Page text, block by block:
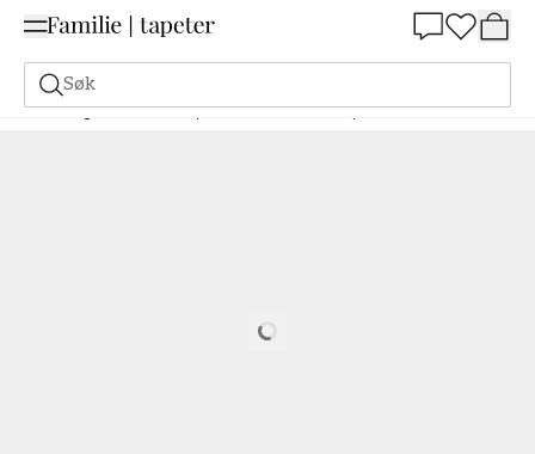
Søk
Maling Bestill basert på NCS Bestill basert på NCS 1050-B30G
Loading…